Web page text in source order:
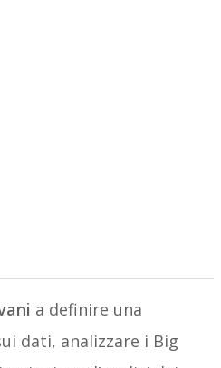
a definire una
dati, analizzare i Big